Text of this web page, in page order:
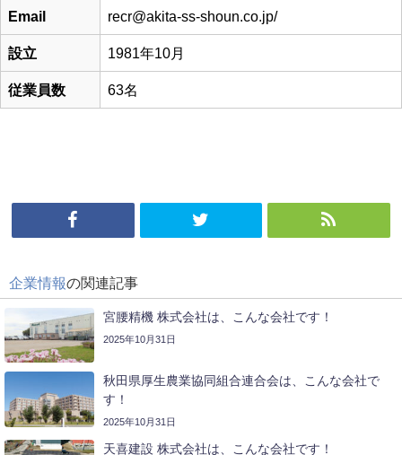
Email recr@akita-ss-shoun.co.jp/
設立 1981年10月
従業員数 63名
企業情報の関連記事
宮腰精機 株式会社は、こんな会社です！
2025年10月31日
秋田県厚生農業協同組合連合会は、こんな会社で
す！
2025年10月31日
天喜建設 株式会社は、こんな会社です！